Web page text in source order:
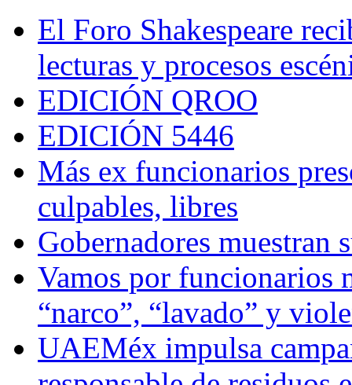
El Foro Shakespeare
lecturas y procesos
EDICIÓN QROO
EDICIÓN 5446
Más ex funcionarios
culpables, libres
Gobernadores muestran
Vamos por funcionarios
“narco”, “lavado” y
UAEMéx impulsa